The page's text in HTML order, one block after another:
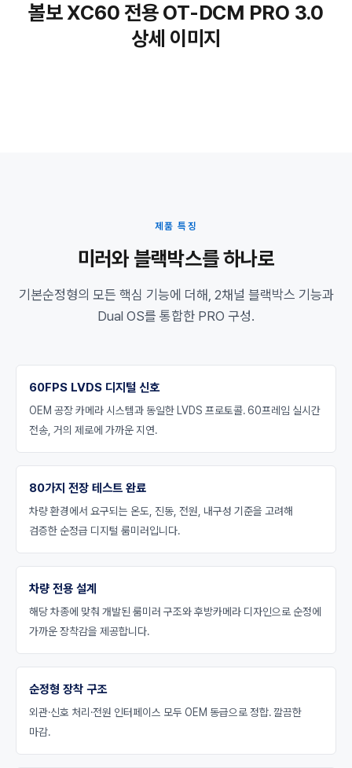
볼보 XC60 전용 OT-DCM PRO 3.0
상세 이미지
제품 특징
미러와 블랙박스를 하나로
기본순정형의 모든 핵심 기능에 더해, 2채널 블랙박스 기능과
Dual OS를 통합한 PRO 구성.
60FPS LVDS 디지털 신호
OEM 공장 카메라 시스템과 동일한 LVDS 프로토콜. 60프레임 실시간
전송, 거의 제로에 가까운 지연.
80가지 전장 테스트 완료
차량 환경에서 요구되는 온도, 진동, 전원, 내구성 기준을 고려해
검증한 순정급 디지털 룸미러입니다.
차량 전용 설계
해당 차종에 맞춰 개발된 룸미러 구조와 후방카메라 디자인으로 순정에
가까운 장착감을 제공합니다.
순정형 장착 구조
외관·신호 처리·전원 인터페이스 모두 OEM 동급으로 정합. 깔끔한
마감.